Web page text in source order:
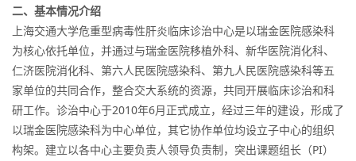
二、 基本情况介绍
上海交通大学危重型病毒性肝炎临床诊治中心是以瑞金医院感染科
为核心依托单位，并通过与瑞金医院移植外科、新华医院消化科、
仁济医院消化科、第六人民医院感染科、第九人民医院感染科等五
家单位的共同合作，整合交大系统的资源，共同开展临床诊治和科
研工作。诊治中心于2010年6月正式成立，经过三年的建设，形成了
以瑞金医院感染科为中心单位，其它协作单位均设立子中心的组织
构架。建立以各中心主要负责人领导负责制，突出课题组长（PI）